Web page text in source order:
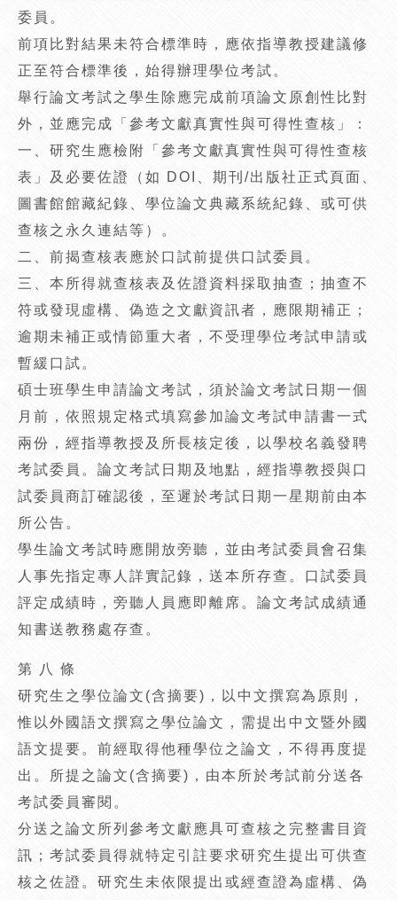
委員。
前項比對結果未符合標準時，應依指導教授建議修
正至符合標準後，始得辦理學位考試。
舉行論文考試之學生除應完成前項論文原創性比對
外，並應完成「參考文獻真實性與可得性查核」：
一、研究生應檢附「參考文獻真實性與可得性查核
表」及必要佐證（如 DOI、期刊/出版社正式頁面、
圖書館館藏紀錄、學位論文典藏系統紀錄、或可供
查核之永久連結等）。
二、前揭查核表應於口試前提供口試委員。
三、本所得就查核表及佐證資料採取抽查；抽查不
符或發現虛構、偽造之文獻資訊者，應限期補正；
逾期未補正或情節重大者，不受理學位考試申請或
暫緩口試。
碩士班學生申請論文考試，須於論文考試日期一個
月前，依照規定格式填寫參加論文考試申請書一式
兩份，經指導教授及所長核定後，以學校名義發聘
考試委員。論文考試日期及地點，經指導教授與口
試委員商訂確認後，至遲於考試日期一星期前由本
所公告。
學生論文考試時應開放旁聽，並由考試委員會召集
人事先指定專人詳實記錄，送本所存查。口試委員
評定成績時，旁聽人員應即離席。論文考試成績通
知書送教務處存查。
第 八 條
研究生之學位論文(含摘要)，以中文撰寫為原則，
惟以外國語文撰寫之學位論文，需提出中文暨外國
語文提要。前經取得他種學位之論文，不得再度提
出。所提之論文(含摘要)，由本所於考試前分送各
考試委員審閱。
分送之論文所列參考文獻應具可查核之完整書目資
訊；考試委員得就特定引註要求研究生提出可供查
核之佐證。研究生未依限提出或經查證為虛構、偽